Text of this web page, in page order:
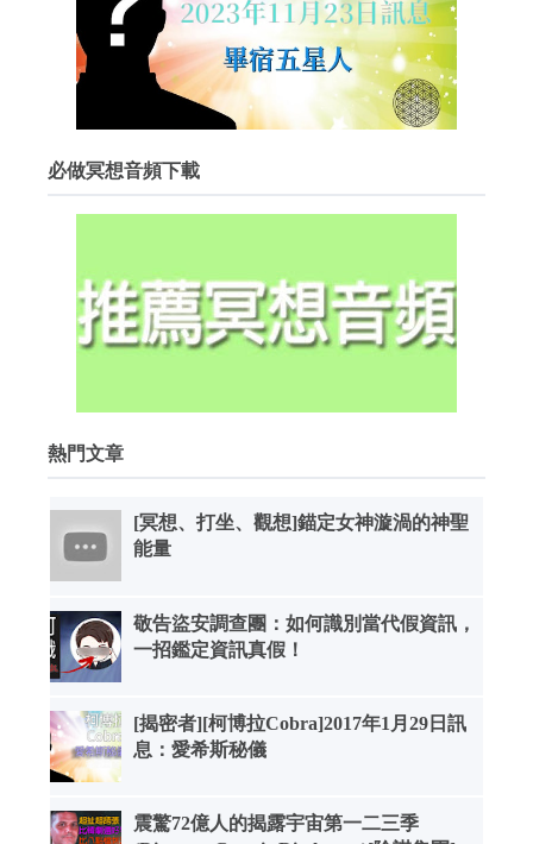
必做冥想音頻下載
熱門文章
[冥想、打坐、觀想]錨定女神漩渦的神聖
能量
敬告盜安調查團：如何識別當代假資訊，
一招鑑定資訊真假！
[揭密者][柯博拉Cobra]2017年1月29日訊
息：愛希斯秘儀
震驚72億人的揭露宇宙第一二三季